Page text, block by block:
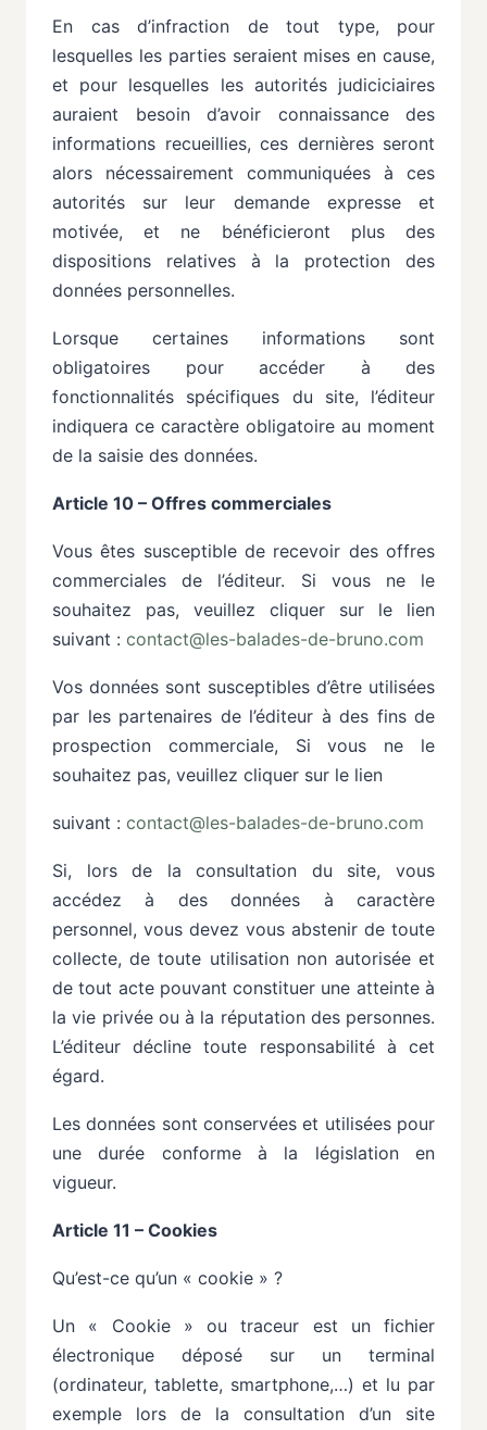
En cas d’infraction de tout type, pour
lesquelles les parties seraient mises en cause,
et pour lesquelles les autorités judiciciaires
auraient besoin d’avoir connaissance des
informations recueillies, ces dernières seront
alors nécessairement communiquées à ces
autorités sur leur demande
expresse
et
motivée,
et ne bénéficieront plus
des
dispositions
relatives à la protection
des
données personnelles.
Lorsque certaines informations
sont
obligatoires
pour accéder à
des
fonctionnalités spécifiques du site,
l’éditeur
indiquera ce caractère obligatoire au moment
de la saisie des données.
Article 10 – Offres commerciales
Vous êtes susceptible de recevoir des offres
commerciales
de l’éditeur. Si vous ne
le
souhaitez
pas, veuillez cliquer sur le
lien
suivant : contact@les-balades-de-bruno.com
Vos données sont susceptibles d’être utilisées
par les partenaires de l’éditeur à des fins de
prospection commerciale, Si vous ne le
souhaitez pas, veuillez cliquer sur le lien
suivant : contact@les-balades-de-bruno.com
Si, lors de la consultation du site,
vous
accédez
à des données à
caractère
personnel, vous devez vous abstenir de toute
collecte, de toute utilisation non autorisée et
de tout acte pouvant constituer une atteinte à
la vie privée ou à la réputation des personnes.
L’éditeur décline toute responsabilité à
cet
égard.
Les données sont conservées et utilisées pour
une durée conforme à la législation en
vigueur.
Article 11 – Cookies
Qu’est-ce qu’un « cookie » ?
Un « Cookie » ou traceur est un fichier
électronique déposé sur un terminal
(ordinateur, tablette, smartphone,…) et lu par
exemple lors de la consultation d’un site